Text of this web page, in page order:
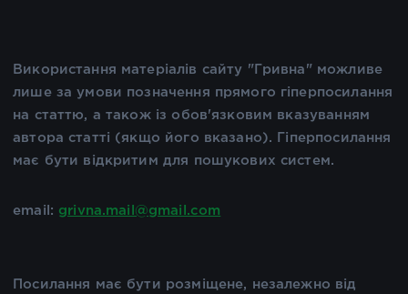
Використання матеріалів сайту "Гривна" можливе
лише за умови позначення прямого гіперпосилання
на статтю, а також із обов'язковим вказуванням
автора статті (якщо його вказано). Гіперпосилання
має бути відкритим для пошукових систем.
email: grivna.mail@gmail.com
Посилання має бути розміщене, незалежно від